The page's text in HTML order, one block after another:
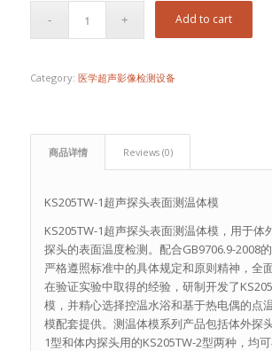
Add to cart
Category: 医学超声影像检测设备
商品详情 Reviews (0)
KS205TW-1超声探头表面测温体模
KS205TW-1超声探头表面测温体模，用于体
探头的表面温度检测。配合GB9706.9-2008
严格遵照标准中的具体规定和原则精神，全
在验证实验中取得的经验，研制开发了
模，并精心选择控温水浴和基于热电偶的点
模配套提供。测温体模系列产品包括体外探
1型和体内探头用的KS205TW-2型两种，均